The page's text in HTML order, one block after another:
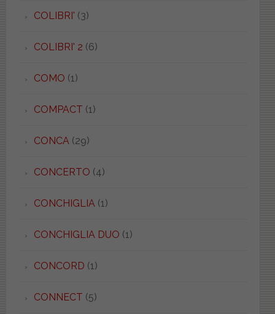
COLIBRI' (3)
COLIBRI' 2 (6)
COMO (1)
COMPACT (1)
CONCA(29)
CONCERTO (4)
CONCHIGLIA(1)
CONCHIGLIA DUO (1)
CONCORD (1)
CONNECT (5)